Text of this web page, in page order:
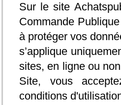
Sur le site
Commande
à protéger vos
s’applique
sites, en ligne ou
Site, vous
conditions